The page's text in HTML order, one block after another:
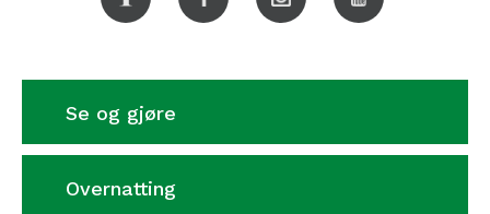
Se og gjøre
Overnatting